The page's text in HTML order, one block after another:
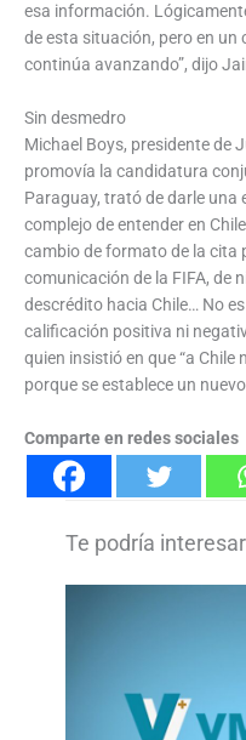
esa información.
de esta situación, pero en un
continúa avanzando”, dijo
Sin desmedro
Michael Boys, presidente de
promovía la candidatura
Paraguay, trató de darle una
complejo de entender en
cambio de formato de la cita
comunicación de la FIFA, de
descrédito hacia Chile… No
calificación positiva ni
quien insistió en que “a
porque se establece un
Comparte en redes sociales